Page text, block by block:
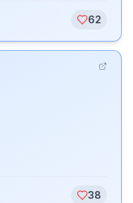
62
38